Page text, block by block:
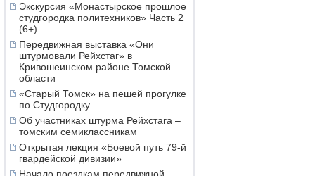
Экскурсия «Монастырское прошлое
студгородка политехников» Часть 2
(6+)
Передвижная выставка «Они
штурмовали Рейхстаг» в
Кривошеинском районе Томской
области
«Старый Томск» на пешей прогулке
по Студгородку
Об участниках штурма Рейхстага –
томским семиклассникам
Открытая лекция «Боевой путь 79-й
гвардейской дивизии»